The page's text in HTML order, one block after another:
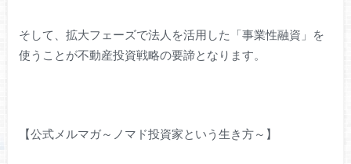
そして、拡大フェーズで法人を活用した「事業性融資」を
使うことが不動産投資戦略の要諦となります。
【公式メルマガ～ノマド投資家という生き方～】